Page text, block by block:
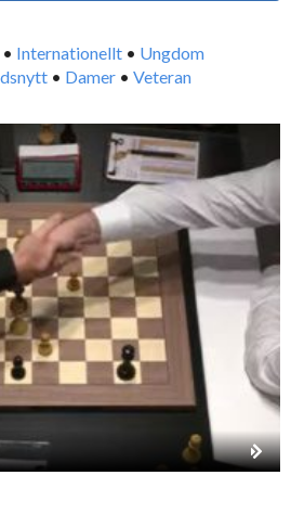
• Internationellt • Ungdom
• Damer • Veteran